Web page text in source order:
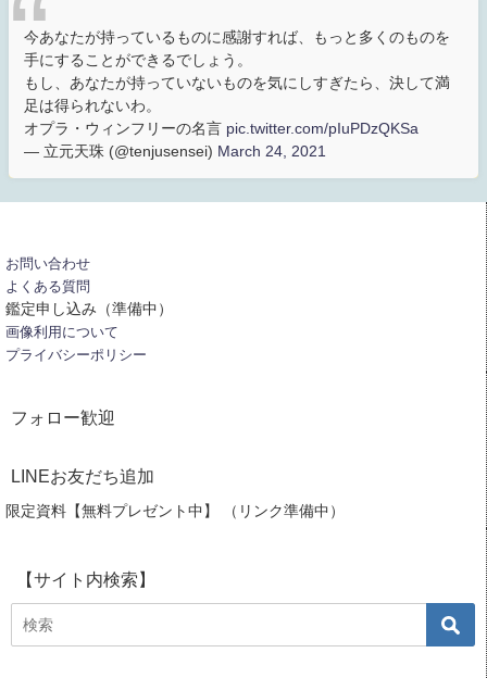
今あなたが持っているものに感謝すれば、もっと多くのものを
手にすることができるでしょう。
もし、あなたが持っていないものを気にしすぎたら、決して満
足は得られないわ。
オプラ・ウィンフリーの名言 pic.twitter.com/pIuPDzQKSa
— 立元天珠 (@tenjusensei) March 24, 2021
お問い合わせ
よくある質問
鑑定申し込み（準備中）
画像利用について
プライバシーポリシー
フォロー歓迎
LINEお友だち追加
限定資料【無料プレゼント中】 （リンク準備中）
【サイト内検索】